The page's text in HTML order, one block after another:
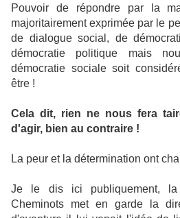
Pouvoir de répondre par la
majoritairement exprimée par le
de dialogue social, de
démocratie politique mais
démocratie sociale soit
être !
Cela dit, rien ne nous fera
d'agir, bien au contraire !
La peur et la détermination ont
Je le dis ici publiquement, la
Cheminots met en garde la